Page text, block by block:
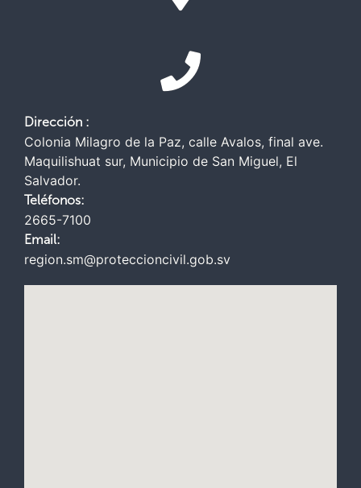
Dirección :
Colonia Milagro de la Paz, calle Avalos, final ave.
Maquilishuat sur, Municipio de San Miguel, El
Salvador.
Teléfonos:
2665-7100
Email:
region.sm@proteccioncivil.gob.sv